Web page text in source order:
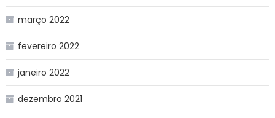
março 2022
fevereiro 2022
janeiro 2022
dezembro 2021